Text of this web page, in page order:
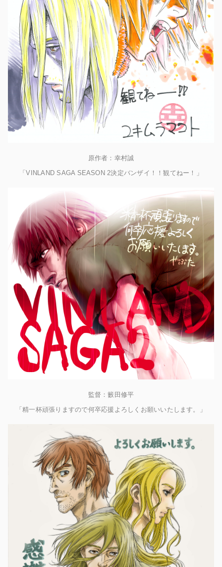
原作者：幸村誠
「VINLAND SAGA SEASON 2決定バンザイ！！観てねー！」
監督：籔田修平
「精一杯頑張りますので何卒応援よろしくお願いいたします。」